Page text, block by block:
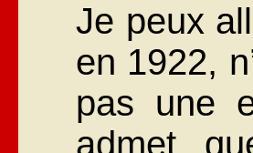
Je peux
en 1922,
pas une
admet